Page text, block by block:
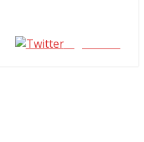
seguinos X